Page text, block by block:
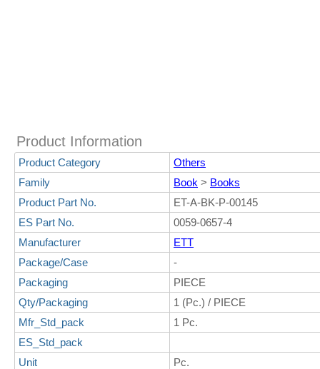
Product Information
Product Category
Others
Family
Book > Books
Product Part No.
ET-A-BK-P-00145
ES Part No.
0059-0657-4
Manufacturer
ETT
Package/Case
-
Packaging
PIECE
Qty/Packaging
1 (Pc.) / PIECE
Mfr_Std_pack
1 Pc.
ES_Std_pack
Unit
Pc.